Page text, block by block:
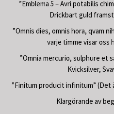
”Emblema 5 – Avri potabilis
Drickbart guld
”Omnis dies, omnis hora, qvam
varje timme visar oss
”Omnia mercurio, sulphure et
Kvicksilver,
”Finitum producit infinitum” (Det
Klargörande av